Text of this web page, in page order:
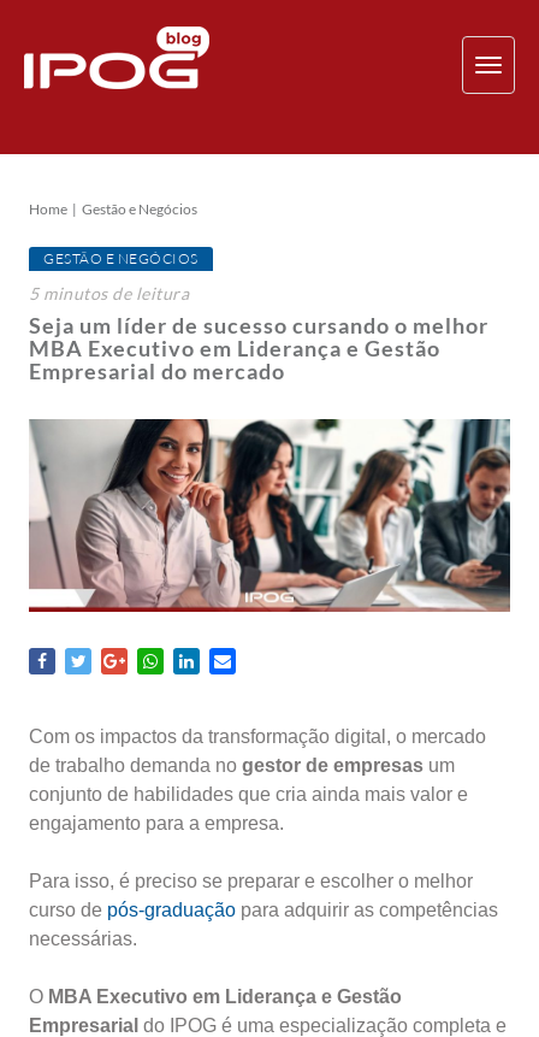
Home Gestão e Negócios
GESTÃO E NEGÓCIOS
5 minutosde leitura
Seja um líder de sucesso cursando o melhor
MBA Executivo em Liderança e Gestão
Empresarial do mercado
Com os impactos da transformação digital, o mercado
de trabalho demanda no gestor de empresas um
conjunto de habilidades que cria ainda mais valor e
engajamento para a empresa.
Para isso, é preciso se preparar e escolher o melhor
curso de pós-graduação para adquirir as competências
necessárias.
O MBA Executivo em Liderança e Gestão
Empresarial do IPOG é uma especialização completa e